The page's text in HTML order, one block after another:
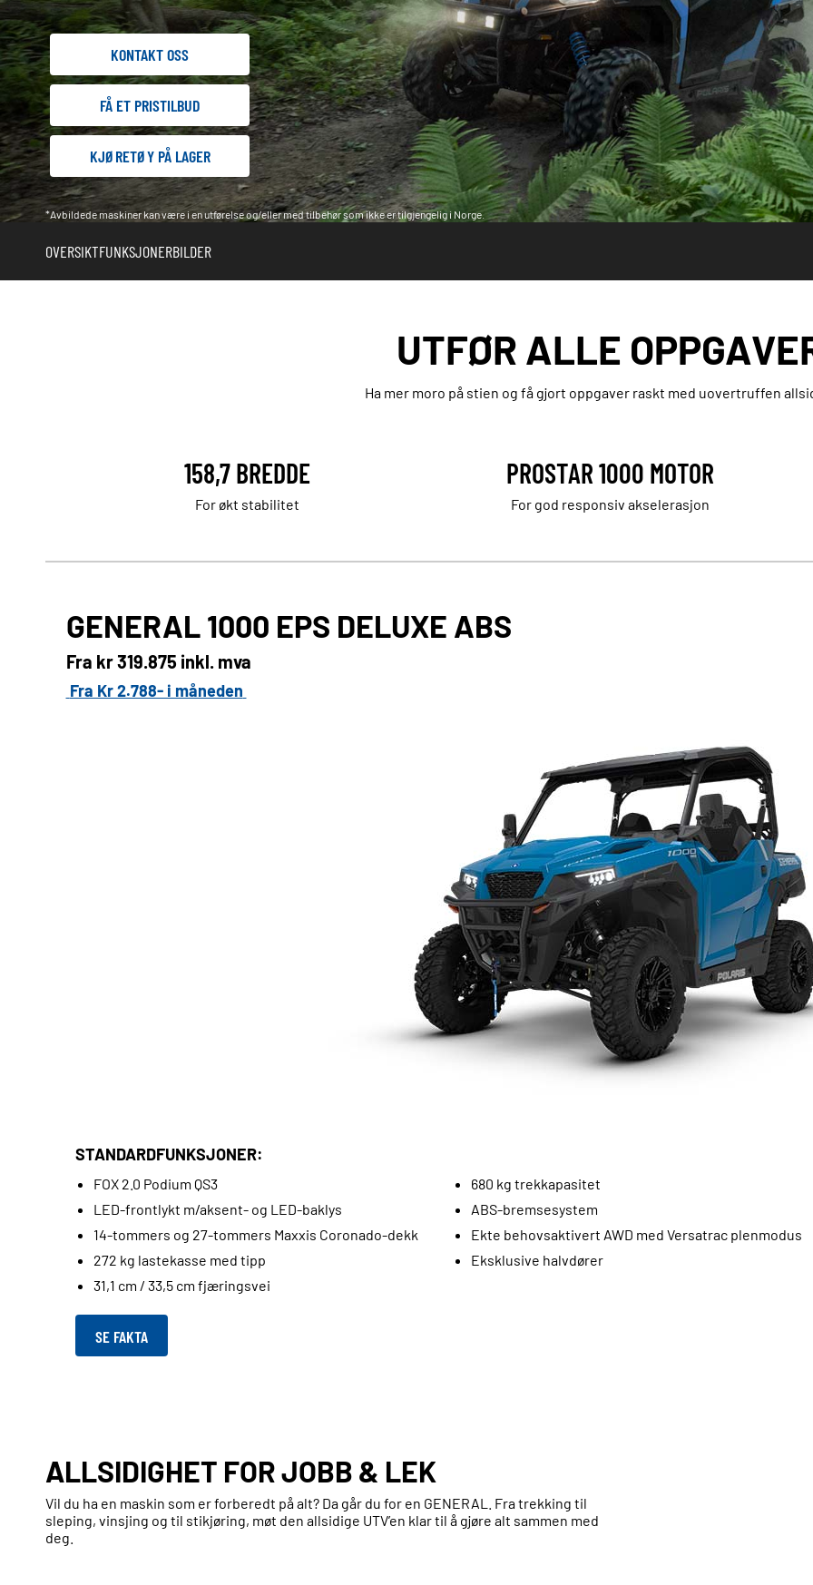
KONTAKT OSS
FÅ ET PRISTILBUD
KJØRETØY PÅ LAGER
*Avbildede maskiner kan være i en utførelse og/eller med tilbehør som ikke er tilgjengelig i Norge.
OVERSIKTFUNKSJONERBILDER
UTFØR ALLE
Ha mer moro på stien og få gjort oppgaver raskt med uovertruffen
158,7 BREDDE
For økt stabilitet
PROSTAR 1000 MOTOR
For god responsiv akselerasjon
GENERAL 1000 EPS DELUXE ABS
Fra kr319.875 inkl. mva
Fra Kr 2.788- i måneden
STANDARDFUNKSJONER:
FOX 2.0 Podium QS3
LED-frontlykt m/aksent- og LED-baklys
14-tommers og 27-tommers Maxxis Coronado-dekk
272 kg lastekasse med tipp
31,1 cm / 33,5 cm fjæringsvei
680 kg trekkapasitet
ABS-bremsesystem
Ekte behovsaktivert AWD med Versatrac plenmodus
Eksklusive halvdører
SE FAKTA
ALLSIDIGHET FOR JOBB & LEK
Vil du ha en maskin som er forberedt på alt? Da går du for en GENERAL. Fra trekking til
sleping, vinsjing og til stikjøring, møt den allsidige UTV’en klar til å gjøre alt sammen med
deg.